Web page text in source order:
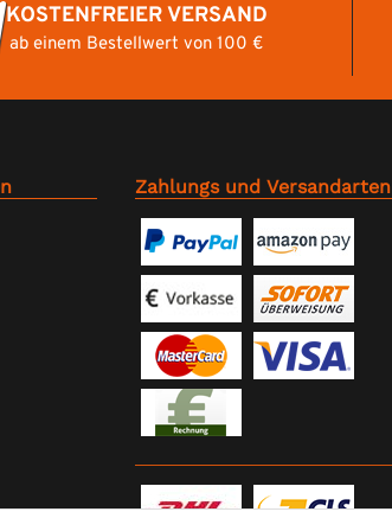
KOSTENFREIER VERSAND
ab einem Bestellwert von 100 €
Zahlungs und Versandarten